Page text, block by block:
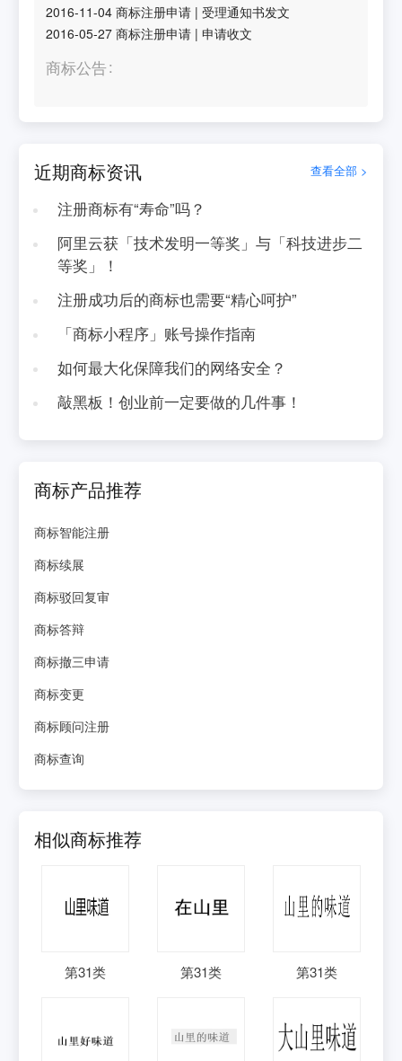
2016-11-04 商标注册申请 |受理通知书发文
2016-05-27 商标注册申请 |申请收文
商标公告
近期商标资讯 查看全部 >
注册商标有“寿命”吗？
阿里云获「技术发明一等奖」与「科技进步二
等奖」！
注册成功后的商标也需要“精心呵护”
「商标小程序」账号操作指南
如何最大化保障我们的网络安全？
敲黑板！创业前一定要做的几件事！
商标产品推荐
商标智能注册
商标续展
商标驳回复审
商标答辩
商标撤三申请
商标变更
商标顾问注册
商标查询
相似商标推荐
第31类 第31类 第31类